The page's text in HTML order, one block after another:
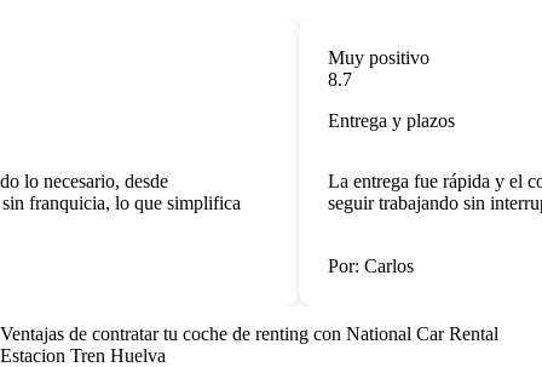
lo necesario, desde
franquicia, lo que simplifica
Muy positivo
8.7
Entrega y plazos
La entrega fue rápida y el
seguir trabajando sin
Por: Carlos
Ventajas de contratar tu coche de renting con National Car Rental
Estacion Tren Huelva